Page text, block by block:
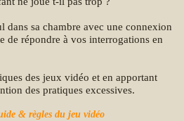
dans sa chambre avec une connexion
de répondre à vos interrogations en
des jeux vidéo et en apportant
des pratiques excessives.
& règles du jeu vidéo